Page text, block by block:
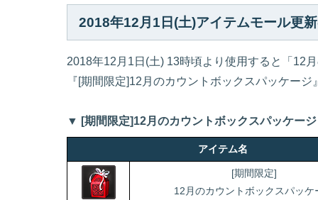
2018年12月1日(土)アイテムモール更
2018年12月1日(土) 13時頃より使用すると「12
『[期間限定]12月のカウントボックスパッケー
▼ [期間限定]12月のカウントボックスパッケージ
アイテム名
[期間限定]
12月のカウントボックスパッケ